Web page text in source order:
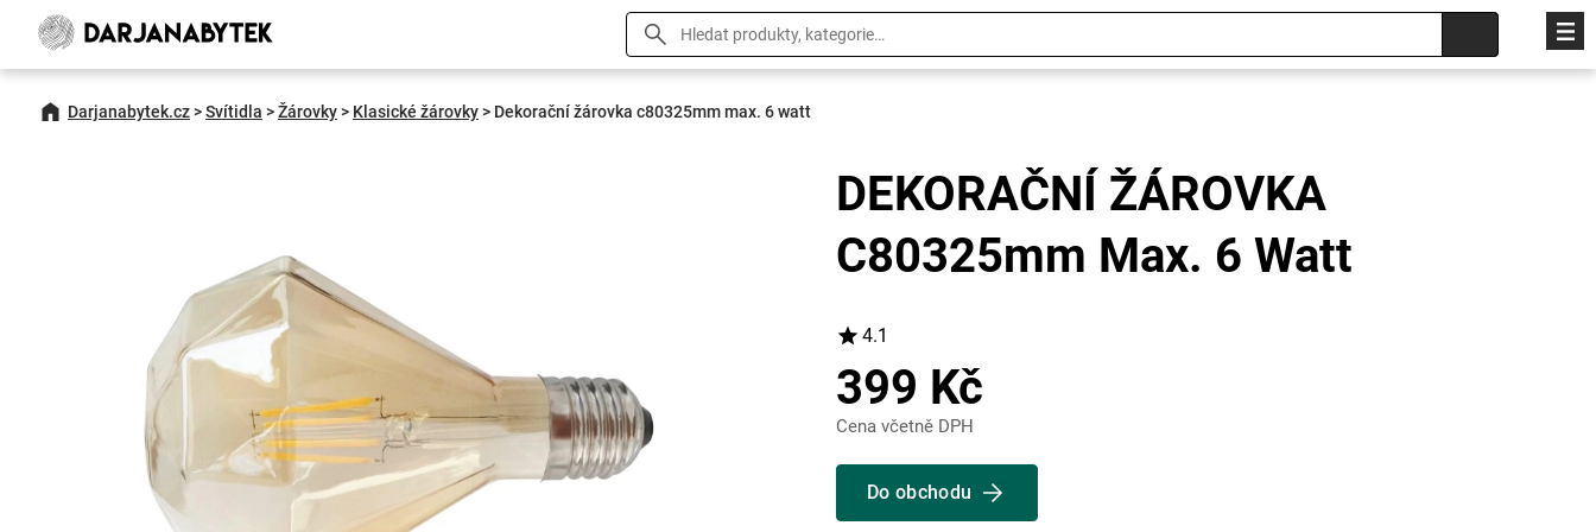
Darjanabytek.cz>Svítidla >Žárovky> Klasické žárovky> Dekorační žárovka c80325mm max. 6 watt
DEKORAČNÍ ŽÁROVKA
C80325mm Max. 6 Watt
4.1
399 Kč
Cena včetně DPH
Do obchodu